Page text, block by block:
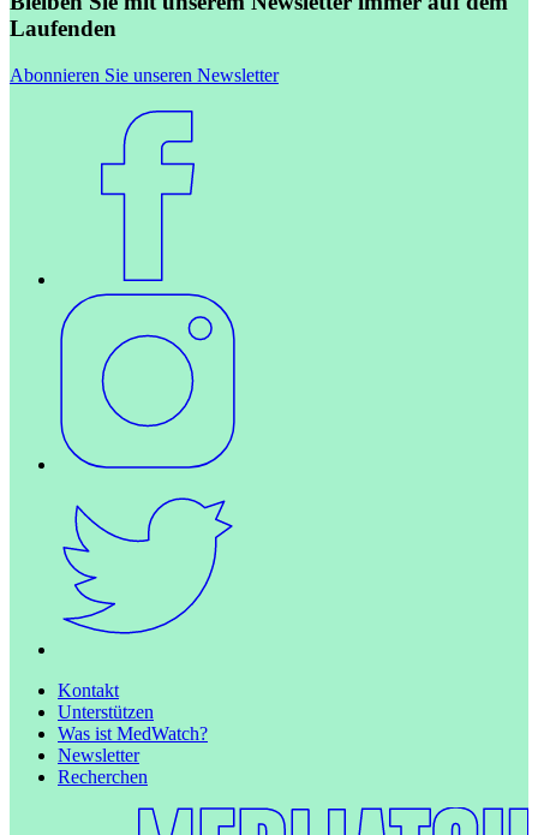
Laufenden
Abonnieren Sie unseren Newsletter
Kontakt
Unterstützen
Was ist MedWatch?
Newsletter
Recherchen